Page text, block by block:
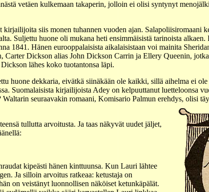
vetäen kulkemaan takaperin, jolloin ei olisi syntynyt
siis monen tuhannen vuoden ajan. Salapoliisiromaani
Suljettu huone oli mukana heti ensimmäisistä tarinoista alkaen.
1841. Hänen eurooppalaisista aikalaisistaan voi mainita
Dickson alias John Dickson Carrin ja Ellery Queenin,
lähes koko tuotantonsa läpi.
huone dekkaria, eivätkä siinäkään ole kaikki, sillä aihelma ei
Suomalaisista kirjailijoista Adey on kelpuuttanut luetteloonsa
seuraavakin romaani, Komisario Palmun erehdys, olisi
tullutta arvoitusta. Ja taas näkyvät uudet jäljet,
kipeästi hänen kinttuunsa. Kun Lauri lähtee
Ja silloin arvoitus ratkeaa: ketustaja on
on veistänyt luonnollisen näköiset ketunkäpälät.